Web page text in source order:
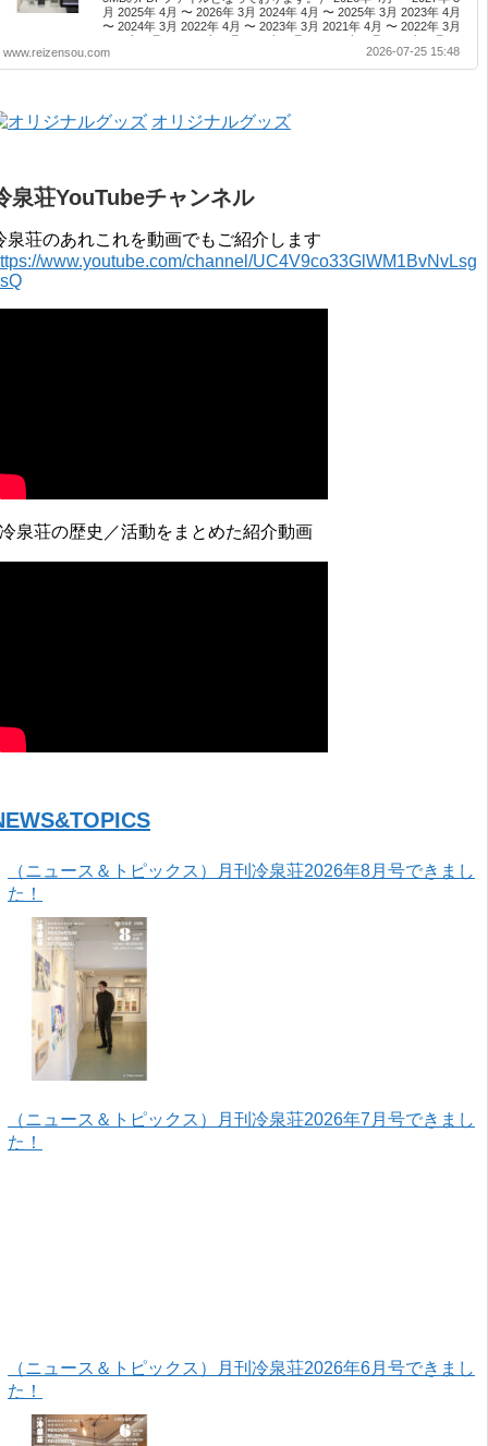
月 2025年 4月 〜 2026年 3月 2024年 4月 〜 2025年 3月 2023年 4月
〜 2024年 3月 2022年 4月 〜 2023年 3月 2021年 4月 〜 2022年 3月
2019年 3月 2017年 4月 〜 2018年 3月 2016年 4月 〜 2017年 3月
2015年 4月 〜 2016年 3月 2014年 4月 〜 2015年 3月 2013...
www.reizensou.com 2026-07-25 15:48
オリジナルグッズ
泉荘YouTubeチャンネル
泉荘のあれこれを動画でもご紹介します
www.youtube.com/channel/UC4V9co33GlWM1BvNvLsg
泉荘の歴史／活動をまとめた紹介動画
（ニュース＆トピックス）月刊冷泉荘2026年8月号できまし
た！
（ニュース＆トピックス）月刊冷泉荘2026年7月号できまし
た！
（ニュース＆トピックス）月刊冷泉荘2026年6月号できまし
た！